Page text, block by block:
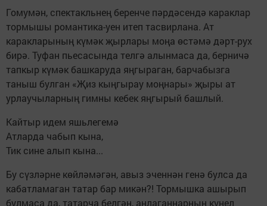
Гомумән, спектакльнең беренче пәрдәсендә караклар
тормышы романтика-уен итеп тасвирлана. Ат
каракларының күмәк җырлары моңа өстәмә дәрт-рух
бирә. Туфан пьесасында телгә алынмаса да, берничә
тапкыр күмәк башкаруда яңгыраган, барчабызга
таныш булган «Җиз кыңгырау моңнары» җыры ат
урлаучыларның гимны кебек яңгырый башлый.
Кайтыр идем яшьлегемә
Атларда чабып кына,
Тик сине алып кына...
Бу сүзләрне көйләмәгән, авыз эченнән генә булса да
кабатламаган татар бар микән?! Тормышка ашырып
булмаса да, татарча белгән, аңлаганнарның күңел